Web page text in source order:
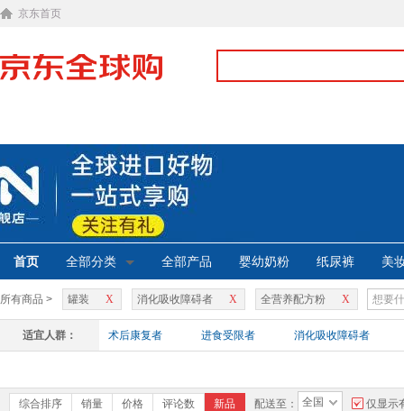
京东首页
首页 全部分类 全部产品 婴幼奶粉 纸尿裤 美
所有商品 > X
罐装 X
消化吸收障碍者 X
全营养配方粉
适宜人群： 术后康复者 进食受限者 消化吸收障碍者
综合排序 销量 价格 评论数 新品 配送至： 全国 仅显示